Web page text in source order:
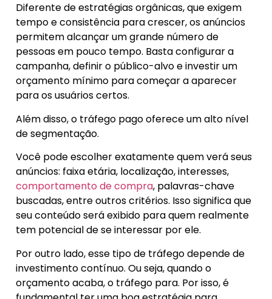
Diferente de estratégias orgânicas, que exigem
tempo e consistência para crescer, os anúncios
permitem alcançar um grande número de
pessoas em pouco tempo. Basta configurar a
campanha, definir o público-alvo e investir um
orçamento mínimo para começar a aparecer
para os usuários certos.
Além disso, o tráfego pago oferece um alto nível
de segmentação.
Você pode escolher exatamente quem verá seus
anúncios: faixa etária, localização, interesses,
comportamento de compra, palavras-chave
buscadas, entre outros critérios. Isso significa que
seu conteúdo será exibido para quem realmente
tem potencial de se interessar por ele.
Por outro lado, esse tipo de tráfego depende de
investimento contínuo. Ou seja, quando o
orçamento acaba, o tráfego para. Por isso, é